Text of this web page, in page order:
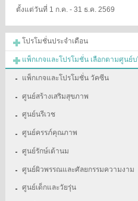
ตั้งแต่วันที่ 1 ก.ค. - 31 ธ.ค. 2569
โปรโมชั่นประจำเดือน
แพ็กเกจและโปรโมชั่น เลือกตามศูนย์บ
แพ็กเกจและโปรโมชั่น วัคซีน
ศูนย์สร้างเสริมสุขภาพ
ศูนย์นรีเวช
ศูนย์ครรภ์คุณภาพ
ศูนย์รักษ์เต้านม
ศูนย์ผิวพรรณและศัลยกรรมความงาม
ศูนย์เด็กและวัยรุ่น